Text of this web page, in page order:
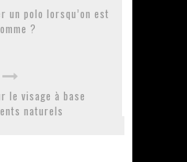
un polo lorsqu’on est
?
le visage à base
naturels